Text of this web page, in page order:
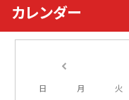
カレンダー
日 月 火